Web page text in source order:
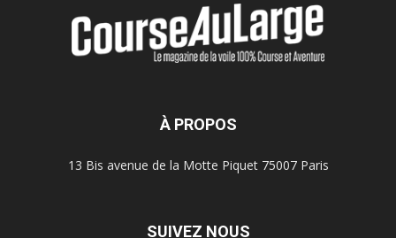
À PROPOS
13 Bis avenue de la Motte Piquet 75007 Paris
SUIVEZ NOUS